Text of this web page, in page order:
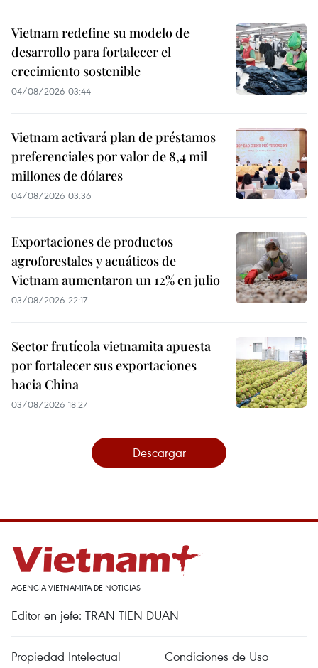
Vietnam redefine su modelo de
desarrollo para fortalecer el
crecimiento sostenible
04/08/2026 03:44
Vietnam activará plan de préstamos
preferenciales por valor de 8,4 mil
millones de dólares
04/08/2026 03:36
Exportaciones de productos
agroforestales y acuáticos de
Vietnam aumentaron un 12% en julio
03/08/2026 22:17
Sector frutícola vietnamita apuesta
por fortalecer sus exportaciones
hacia China
03/08/2026 18:27
Descargar
AGENCIA VIETNAMITA DE NOTICIAS
Editor en jefe: TRAN TIEN DUAN
Propiedad Intelectual Condiciones de Uso